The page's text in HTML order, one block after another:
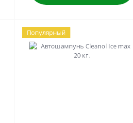
Популярный